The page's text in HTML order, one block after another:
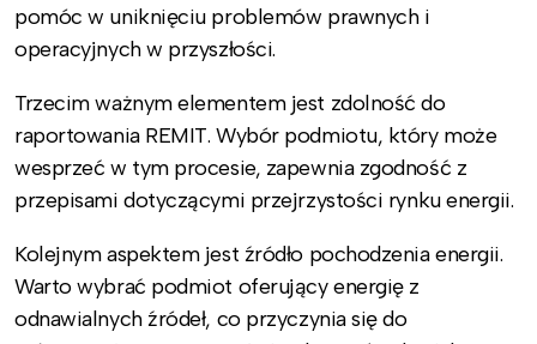
pomóc w uniknięciu problemów prawnych i
operacyjnych w przyszłości.
Trzecim ważnym elementem jest zdolność do
raportowania REMIT. Wybór podmiotu, który może
wesprzeć w tym procesie, zapewnia zgodność z
przepisami dotyczącymi przejrzystości rynku energii.
Kolejnym aspektem jest źródło pochodzenia energii.
Warto wybrać podmiot oferujący energię z
odnawialnych źródeł, co przyczynia się do